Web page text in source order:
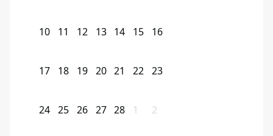
10 11 12 13 14 15 16
17 18 19 20 21 22 23
24 25 26 27 28 1 2